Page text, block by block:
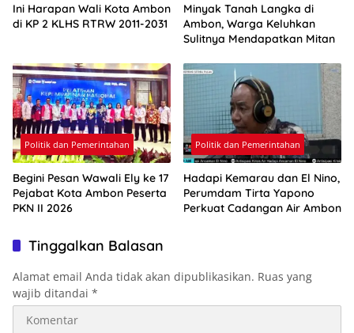
Ini Harapan Wali Kota Ambon
di KP 2 KLHS RTRW 2011-2031
Minyak Tanah Langka di
Ambon, Warga Keluhkan
Sulitnya Mendapatkan Mitan
Politik dan Pemerintahan
Begini Pesan Wawali Ely ke 17
Pejabat Kota Ambon Peserta
PKN II 2026
Politik dan Pemerintahan
Hadapi Kemarau dan El Nino,
Perumdam Tirta Yapono
Perkuat Cadangan Air Ambon
Tinggalkan Balasan
Alamat email Anda tidak akan dipublikasikan. Ruas yang
wajib ditandai *